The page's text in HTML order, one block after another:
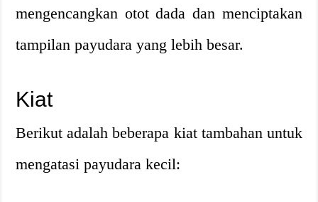
mengencangkan otot dada dan menciptakan
tampilan payudara yang lebih besar.
Kiat
Berikut adalah beberapa kiat tambahan untuk
mengatasi payudara kecil: